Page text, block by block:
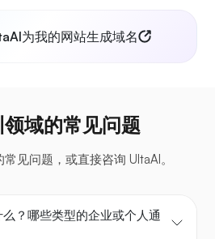
为我的网站生成域名
域的常见问题
见问题，或直接咨询 UltaAI。
？哪些类型的企业或个人通